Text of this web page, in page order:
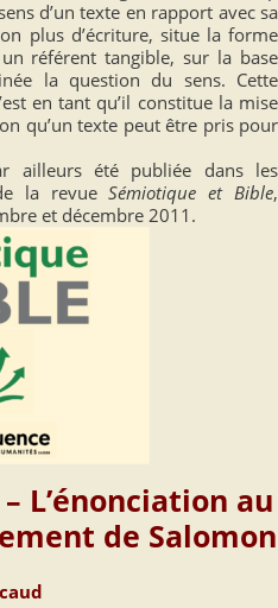
d’un texte en rapport avec sa
plus d’écriture, situe la forme
référent tangible, sur la base
la question du sens. Cette
en tant qu’il constitue la mise
qu’un texte peut être pris pour
ailleurs été publiée dans les
la revueSémiotique et Bible,
et décembre 2011.
L’énonciation au
de Salomon